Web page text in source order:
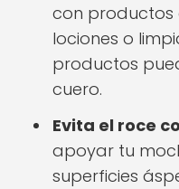
con productos
lociones o
productos
cuero.
Evita el roce
apoyar tu
superficies